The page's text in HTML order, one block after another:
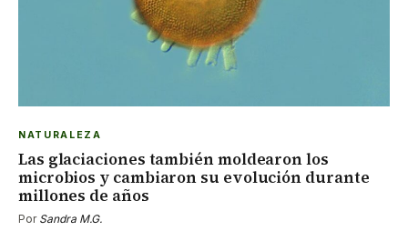
NATURALEZA
Las glaciaciones también moldearon los
microbios y cambiaron su evolución durante
millones de años
Por Sandra M.G.